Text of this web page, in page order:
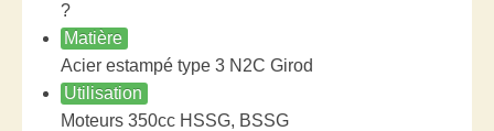
?
Matière
Acier estampé type 3 N2C Girod
Utilisation
Moteurs 350cc HSSG, BSSG